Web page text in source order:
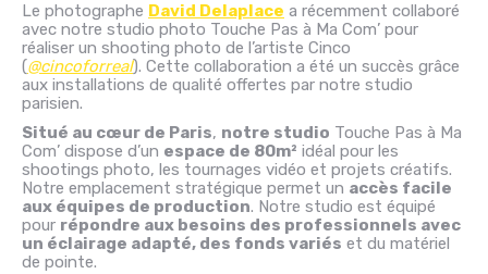
Le photographe David Delaplace a récemment collaboré
avec notre studio photo Touche Pas à Ma Com’ pour
réaliser un shooting photo de l’artiste Cinco
(@cincoforreal). Cette collaboration a été un succès grâce
aux installations de qualité offertes par notre studio
parisien.
Situé au cœur de Paris, notre studio Touche Pas à Ma
Com’ dispose d’un espace de 80m² idéal pour les
shootings photo, les tournages vidéo et projets créatifs.
Notre emplacement stratégique permet un accès facile
aux équipes de production. Notre studio est équipé
pour répondre aux besoins des professionnels avec
un éclairage adapté, des fonds variés et du matériel
de pointe.